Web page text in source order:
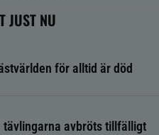
JUST NU
för alltid är död
tävlingarna avbröts tillfälligt